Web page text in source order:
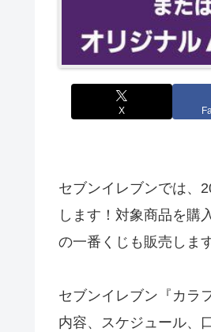
X
セブンイレブンでは、
します！対象商品を購
の一番くじも販売しま
セブンイレブン『カラ
内容、スケジュール、